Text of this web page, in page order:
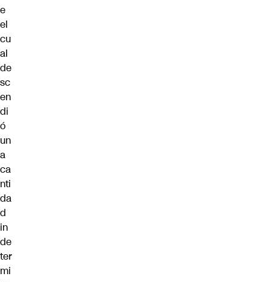
e
el
cu
al
de
sc
en
di
ó
un
a
ca
nti
da
d
in
de
ter
mi